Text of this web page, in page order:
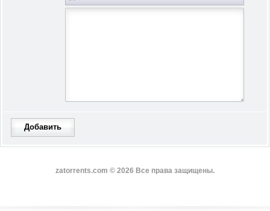
Добавить
zatorrents.com © 2026 Все права защищены.